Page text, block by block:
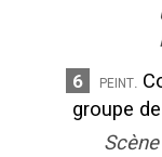
6 peint.
groupe